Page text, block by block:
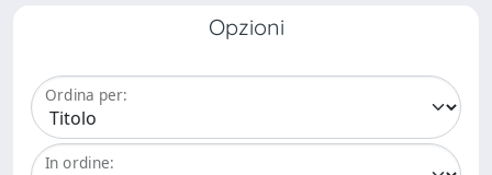
Opzioni
Ordina per:
In ordine: